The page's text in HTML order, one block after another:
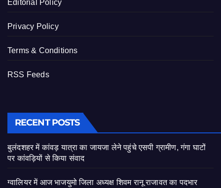
Editorial Policy
Privacy Policy
Terms & Conditions
RSS Feeds
RECENT POSTS
बुलंदशहर में कांवड़ यात्रा का जायजा लेने पहुंचे एसपी ग्रामीण, गंगा घाटों
पर कांवड़ियों से किया संवाद
ग्वालियर में आज भाजयुमो जिला अध्यक्ष शिवम रानू राजावत का पदभार